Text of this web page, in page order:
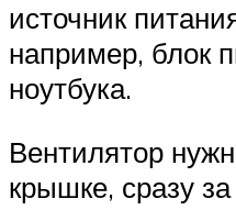
источник
например, блок
ноутбука.
Вентилятор
крышке, сразу